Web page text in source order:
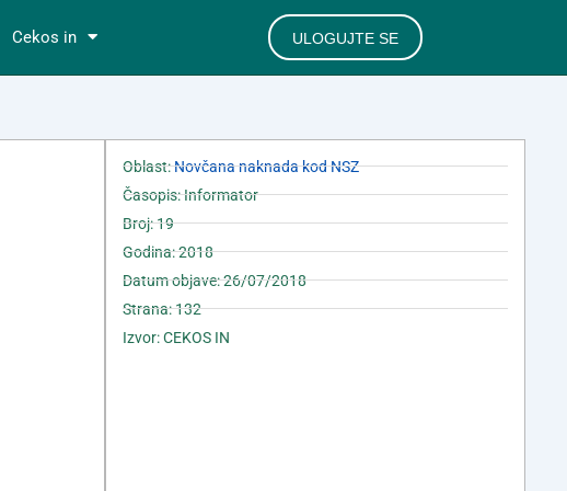
Cekos in ULOGUJTE SE
Oblast:Novčana naknada kod NSZ
Časopis: Informator
Broj: 19
Godina: 2018
Datum objave: 26/07/2018
Strana: 132
Izvor: CEKOS IN